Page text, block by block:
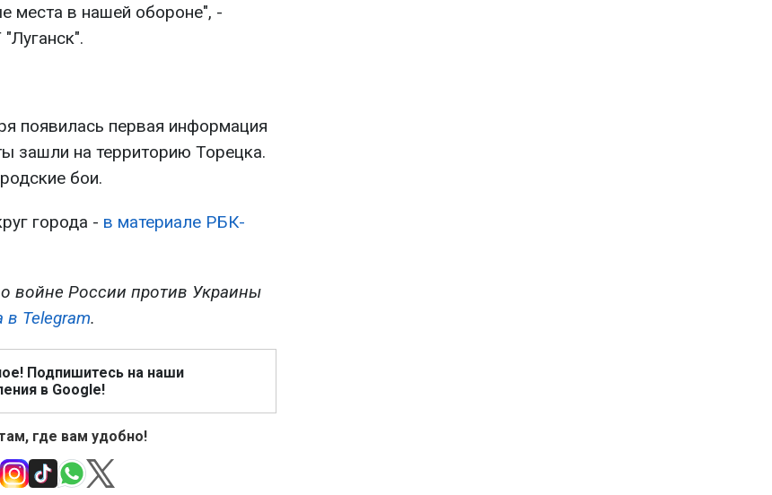
места в нашей обороне", -
появилась первая информация
зашли на территорию Торецка.
бои.
города - в материале РБК-
войне России против Украины
Telegram.
Подпишитесь на наши
в Google!
где вам удобно!